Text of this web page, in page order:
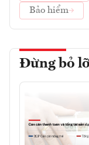
Bảo hiểm
Đừng bỏ lỡ